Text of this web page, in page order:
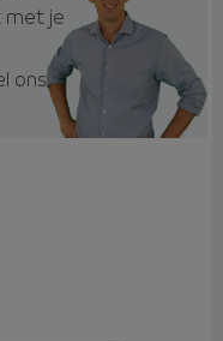
met je
ons